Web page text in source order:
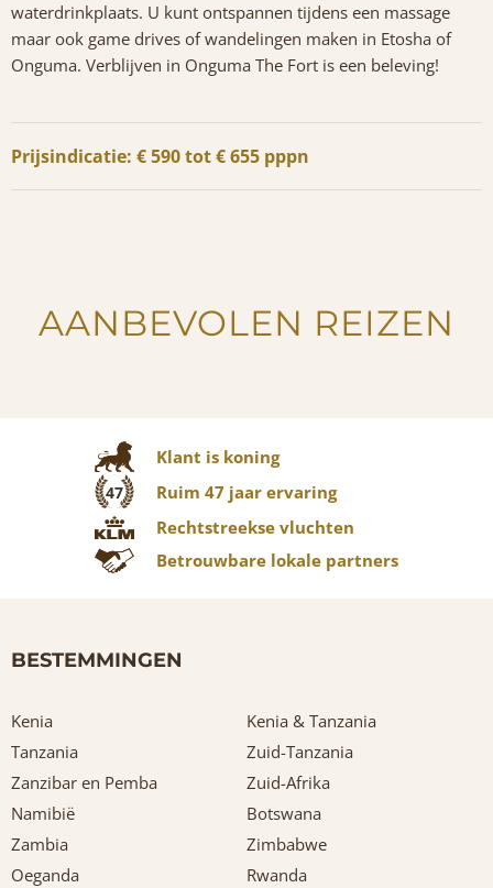
waterdrinkplaats. U kunt ontspannen tijdens een massage
maar ook game drives of wandelingen maken in Etosha of
Onguma. Verblijven in Onguma The Fort is een beleving!
Prijsindicatie: € 590 tot € 655 pppn
AANBEVOLEN REIZEN
Klant is koning
47
Ruim 47 jaar ervaring
Rechtstreekse vluchten
Betrouwbare lokale partners
BESTEMMINGEN
Kenia
Kenia & Tanzania
Tanzania
Zuid-Tanzania
Zanzibar en Pemba
Zuid-Afrika
Namibië
Botswana
Zambia
Zimbabwe
Oeganda
Rwanda